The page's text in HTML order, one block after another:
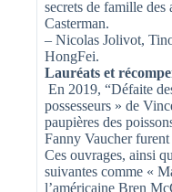
secrets de famille des
Casterman.
– Nicolas Jolivot,
HongFei.
Lauréats et
En 2019, “Défaite
possesseurs » de
paupières des
Fanny Vaucher furent
Ces ouvrages, ainsi
suivantes comme «
l’américaine Bren